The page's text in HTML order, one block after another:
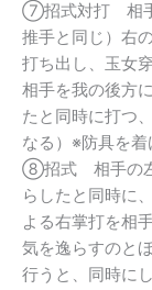
⑦招式対打 相手
推手と同じ）右
打ち出し、玉女
相手を我の後方
たと同時に打つ
なる）※防具を着
⑧招式 相手の左
らしたと同時に
よる右掌打を相
気を逸らすのと
行うと、同時に